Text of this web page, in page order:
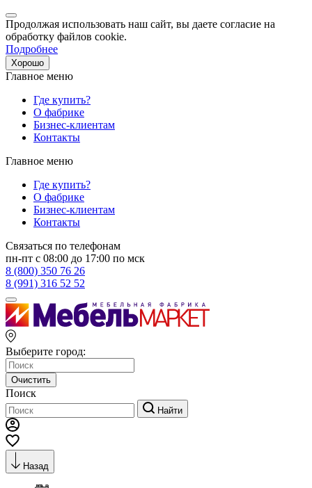
Продолжая использовать наш сайт, вы даете согласие на
обработку файлов cookie.
Подробнее
Хорошо
Главное меню
Где купить?
О фабрике
Бизнес-клиентам
Контакты
Главное меню
Где купить?
О фабрике
Бизнес-клиентам
Контакты
Связаться по телефонам
пн-пт с 08:00 до 17:00 по мск
8 (800) 350 76 26
8 (991) 316 52 52
Выберите город:
Очистить
Поиск
Найти
Назад